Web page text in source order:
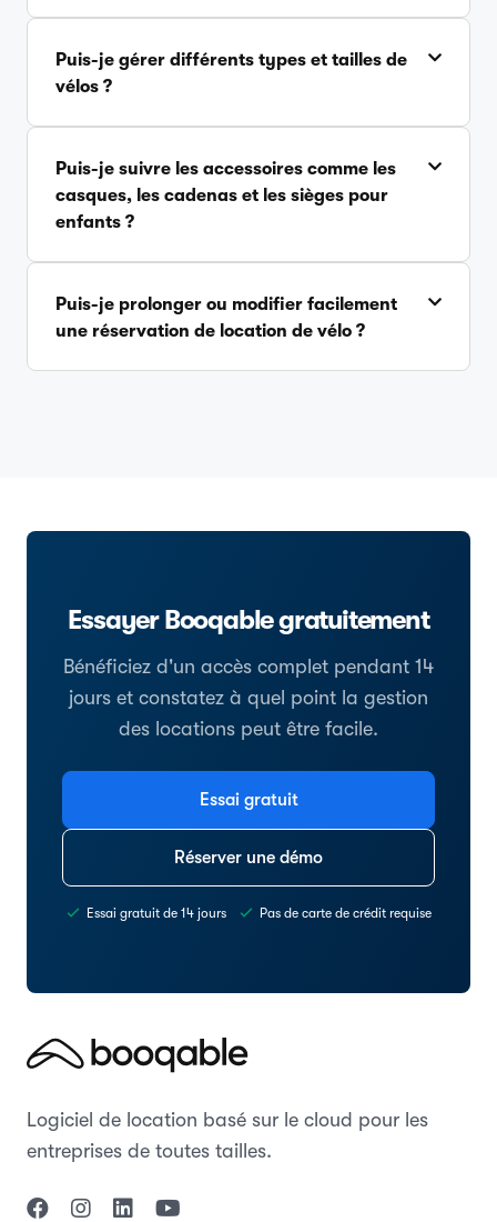
Puis-je gérer différents types et tailles de
vélos ?
Puis-je suivre les accessoires comme les
casques, les cadenas et les sièges pour
enfants ?
Puis-je prolonger ou modifier facilement
une réservation de location de vélo ?
Essayer Booqable gratuitement
Bénéficiez d'un accès complet pendant 14
jours et constatez à quel point la gestion
des locations peut être facile.
Essai gratuit
Réserver une démo
Essai gratuit de 14 jours Pas de carte de crédit requise
Logiciel de location basé sur le cloud pour les
entreprises de toutes tailles.